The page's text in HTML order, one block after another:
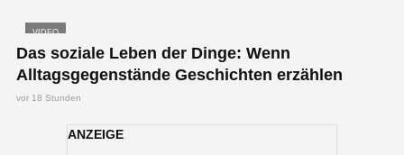
VIDEO
Das soziale Leben der Dinge: Wenn
Alltagsgegenstände Geschichten erzählen
vor 18 Stunden
ANZEIGE